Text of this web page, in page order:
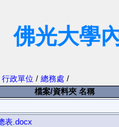
佛光大學
行政單位 / 總務處 /
檔案/資料夾 名稱
表.docx